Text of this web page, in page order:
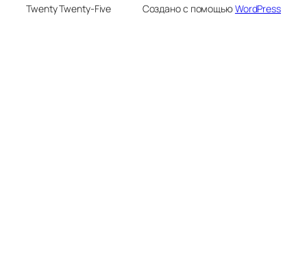
Twenty Twenty-Five Создано с помощьюWordPress